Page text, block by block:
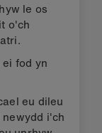
le os
o'ch
fod yn
eu dileu
i'ch